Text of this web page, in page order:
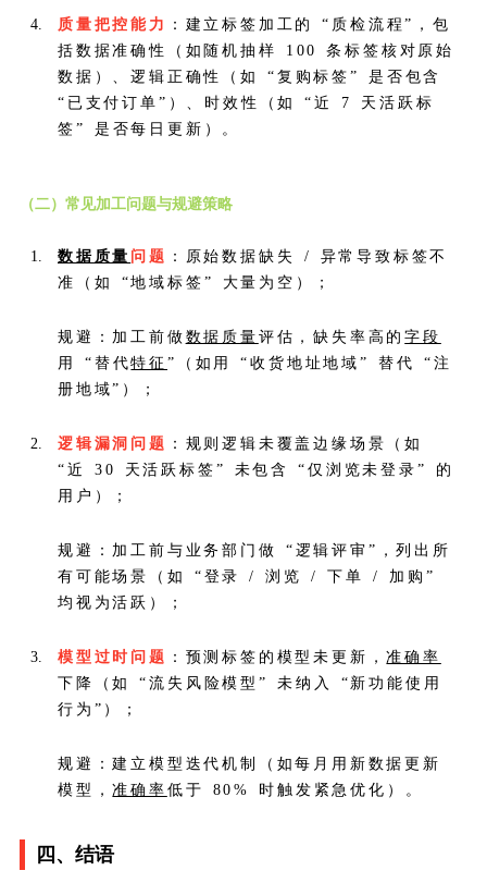
质量把控能力
：建立标签加工的 “质检流程”，包
括数据准确性（如随机抽样 100 条标签核对原始
数据）、逻辑正确性（如 “复购标签” 是否包含
“已支付订单”）、时效性（如 “近 7 天活跃标
签” 是否每日更新）。
（二）常见加工问题与规避策略
数据质量 问题 ：原始数据缺失 / 异常导致标签不
准（如 “地域标签” 大量为空）；
规避：加工前做 数据质量 评估，缺失率高的字段
用 “替代特征”（如用 “收货地址地域” 替代 “注
册地域”）；
逻辑漏洞问题 ：规则逻辑未覆盖边缘场景（如
“近 30 天活跃标签” 未包含 “仅浏览未登录” 的
用户）；
规避：加工前与业务部门做 “逻辑评审”，列出所
有可能场景（如 “登录 / 浏览 / 下单 / 加购”
均视为活跃）；
模型过时问题 ：预测标签的模型未更新，准确率
下降（如 “流失风险模型” 未纳入 “新功能使用
行为”）；
规避：建立模型迭代机制（如每月用新数据更新
模型，准确率 低于 80% 时触发紧急优化）。
四、结语